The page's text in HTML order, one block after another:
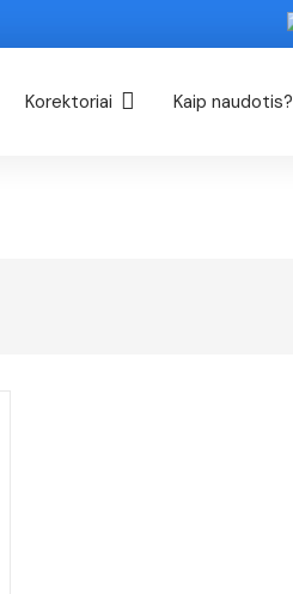
Korektoriai Kaip naudotis?